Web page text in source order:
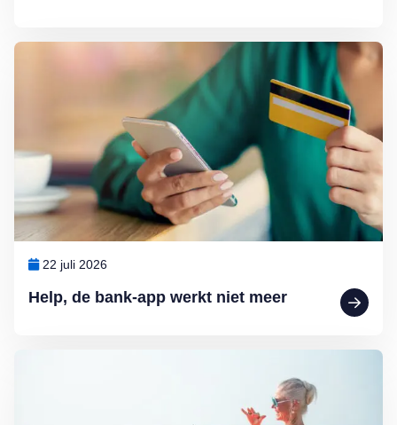
Help, de bank-app werkt niet meer
22 juli 2026
Lees meer over Help, de bank-app werkt niet meer